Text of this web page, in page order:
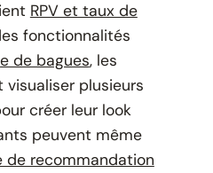
RPV et taux de
fonctionnalités
de bagues, les
plusieurs
créer leur look
peuvent même
de recommandation